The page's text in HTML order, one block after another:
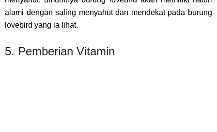
alami dengan saling menyahut dan mendekat pada burung
lovebird yang ia lihat.
5. Pemberian Vitamin